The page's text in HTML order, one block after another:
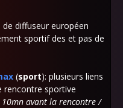
de diffuseur européen
sportif des et pas de
(sport): plusieurs liens
rencontre sportive
avant la rencontre /